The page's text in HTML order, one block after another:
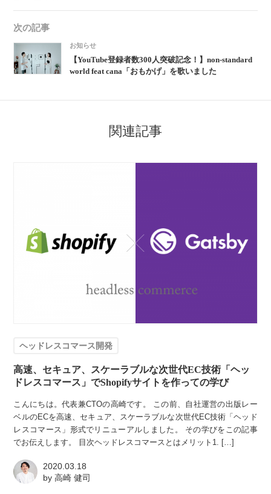
次の記事
お知らせ
【YouTube登録者数300人突破記念！】non-standard
world feat cana「おもかげ」を歌いました
関連記事
ヘッドレスコマース開発
高速、セキュア、スケーラブルな次世代EC技術「ヘッ
ドレスコマース」でShopifyサイトを作っての学び
こんにちは。代表兼CTOの高崎です。 この前、自社運営の出版レー
ベルのECを高速、セキュア、スケーラブルな次世代EC技術「ヘッド
レスコマース」形式でリニューアルしました。 その学びをこの記事
でお伝えします。 目次ヘッドレスコマースとはメリット1. […]
2020.03.18
by高崎 健司